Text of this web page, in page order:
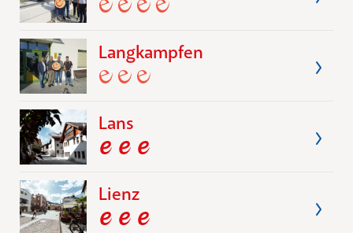
Langkampfen
Lans
Lienz